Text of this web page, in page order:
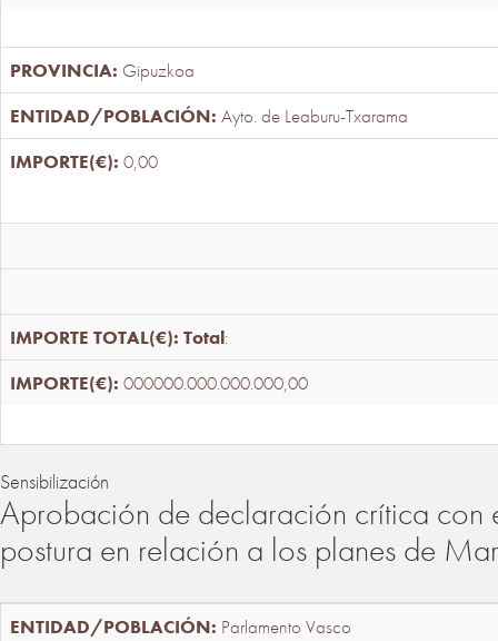
Gipuzkoa
Ayto. de Leaburu-Txarama
0,00
Total:
000000.000.000.000,00
Sensibilización
Aprobación de declaración crítica con
postura en relación a los planes de
Parlamento Vasco